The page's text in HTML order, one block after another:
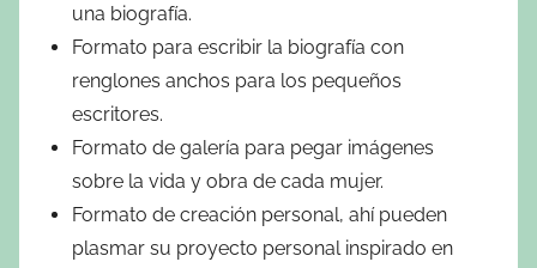
una biografía.
Formato para escribir la biografía con
renglones anchos para los pequeños
escritores.
Formato de galería para pegar imágenes
sobre la vida y obra de cada mujer.
Formato de creación personal, ahí pueden
plasmar su proyecto personal inspirado en